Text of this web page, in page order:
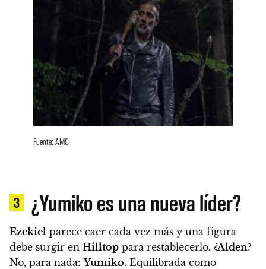
Fuente: AMC
3 ¿Yumiko es una nueva líder?
Ezekiel parece caer cada vez más y una figura
debe surgir en Hilltop para restablecerlo. ¿Alden?
No, para nada:Yumiko. Equilibrada como